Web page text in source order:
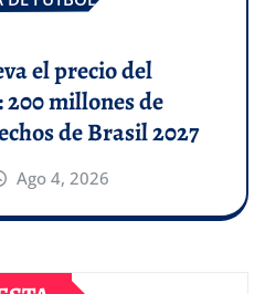
el precio del
millones de
de Brasil 2027
Ago 4, 2026